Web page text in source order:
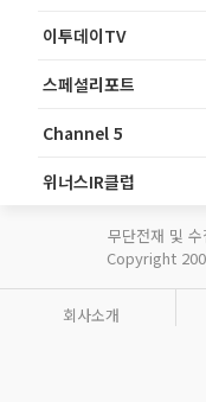
이투데이TV
스페셜리포트
Channel 5
위너스IR클럽
무단전재 및
Copyright
회사소개